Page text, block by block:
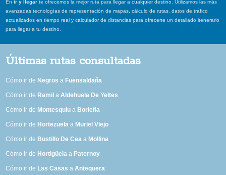
Enir y llegar te ofrecemos la mejor ruta para llegar a cualquier destino. Utilizamos las más
avanzadas tecnologías de representación de mapas, cálculo de rutas, datos de tráfico
actualizados en tiempo real y calculador de distancias para ofrecerte un detallado itenerario
para llegar a tu destino.
Últimas rutas consultadas
Cómo ir de Negros a Fuensaldaña
Cómo ir de Ramil aAldehuela De Yeltes
Cómo ir de Montesquiu a Borleña
Cómo ir de Hortezuela a Muriel Viejo
Cómo ir de Bustillo De Cea a Mollina
Cómo ir de Hortigüela a Paternoy
Cómo ir de Las Casas aAntequera